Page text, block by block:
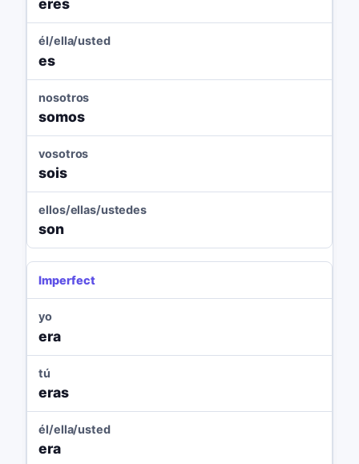
eres
él/ella/usted
es
nosotros
somos
vosotros
sois
ellos/ellas/ustedes
son
Imperfect
yo
era
tú
eras
él/ella/usted
era